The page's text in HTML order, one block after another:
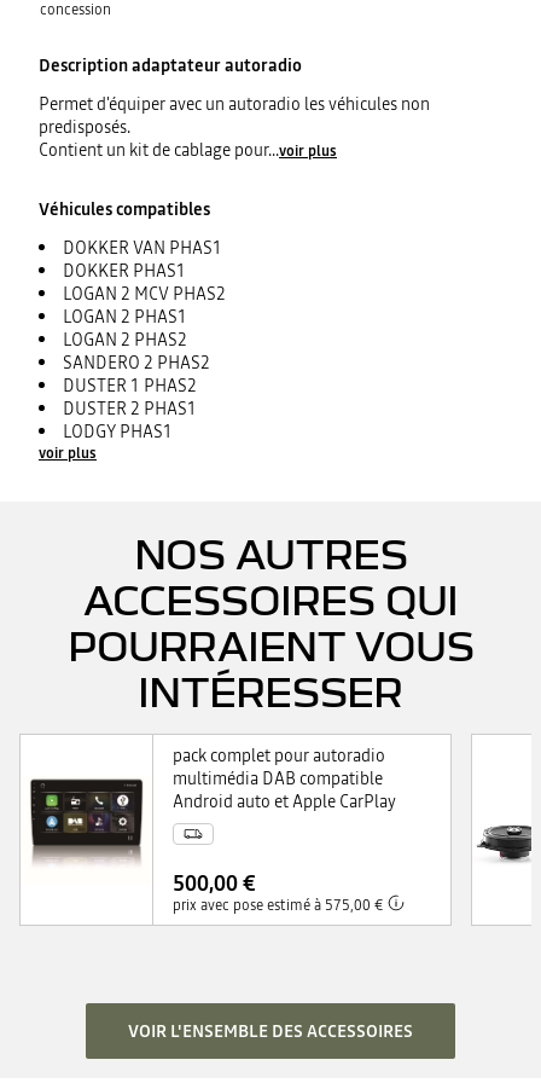
concession
Descriptionadaptateur autoradio
Permet d'équiper avec un autoradio les véhicules non
predisposés.
Contient un kit de cablage pour...voir plus
Véhicules compatibles
DOKKER VAN PHAS1
DOKKER PHAS1
LOGAN 2 MCV PHAS2
LOGAN 2 PHAS1
LOGAN 2 PHAS2
SANDERO 2 PHAS2
DUSTER 1 PHAS2
DUSTER 2 PHAS1
LODGY PHAS1
voir plus
NOS AUTRES
ACCESSOIRES QUI
POURRAIENT VOUS
INTÉRESSER
pack complet pour autoradio
multimédia DAB compatible
Android auto et Apple CarPlay
500,00 €
prix avec pose estimé à 575,00 €
VOIR L'ENSEMBLE DES ACCESSOIRES